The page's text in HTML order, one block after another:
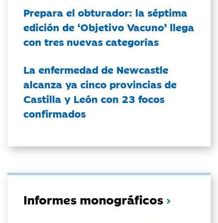
Prepara el obturador: la séptima
edición de ‘Objetivo Vacuno’ llega
con tres nuevas categorías
La enfermedad de Newcastle
alcanza ya cinco provincias de
Castilla y León con 23 focos
confirmados
Informes monográficos